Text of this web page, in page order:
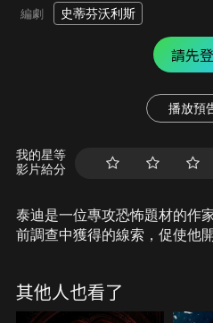
編劇 史蒂芬沃利斯
請先
播放預
我的星等
影片給分
泰迪是一位專攻恐怖題材的作
前調查中獲得的線索，促使他
棄莊園中度過一夜，卻發現自
力，竟讓他成為了當年事件的
其他人也看了